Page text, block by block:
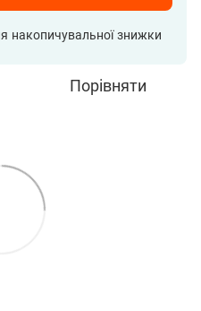
накопичувальної знижки
Порівняти